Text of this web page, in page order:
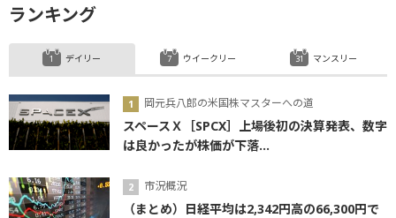
ランキング
デイリー
岡元兵八郎の米国株マスターへの道
スペースＸ［SPCX］上場後初の決算発表、数字
は良かったが株価が下落...
市況概況
（まとめ）日経平均は2,342円高の66,300円で
ウイークリー マンスリー